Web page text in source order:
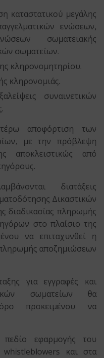
καταστατικού μεγάλης
ενώσεων,
σωματειακής
σωματείων.
κληρονομητηρίου.
κληρονομιάς.
συναινετικών
αποφόρτιση των
με την πρόβλεψη
αποκλειστικώς από
διατάξεις
Δικαστικών
διαδικασίας πληρωμής
στο πλαίσιο της
να επιταχυνθεί η
πληρωμής αποζημιώσεων
για εγγραφές και
σωματείων θα
προκειμένου να
πεδίο εφαρμογής του
και στα